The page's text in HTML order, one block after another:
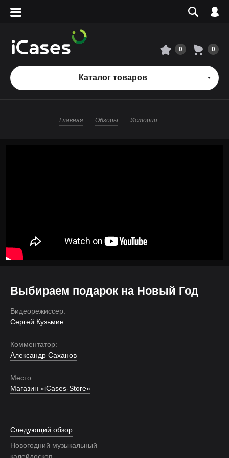
Вход
Сервисный центр
О магазине
0 0
Каталог товаров
Главная Обзоры Истории
Выбираем подарок на Новый Год
Видеорежиссер:
Сергей Кузьмин
Комментатор:
Александр Саханов
Место:
Магазин «iCases-Store»
Следующий обзор
Новогодний музыкальный